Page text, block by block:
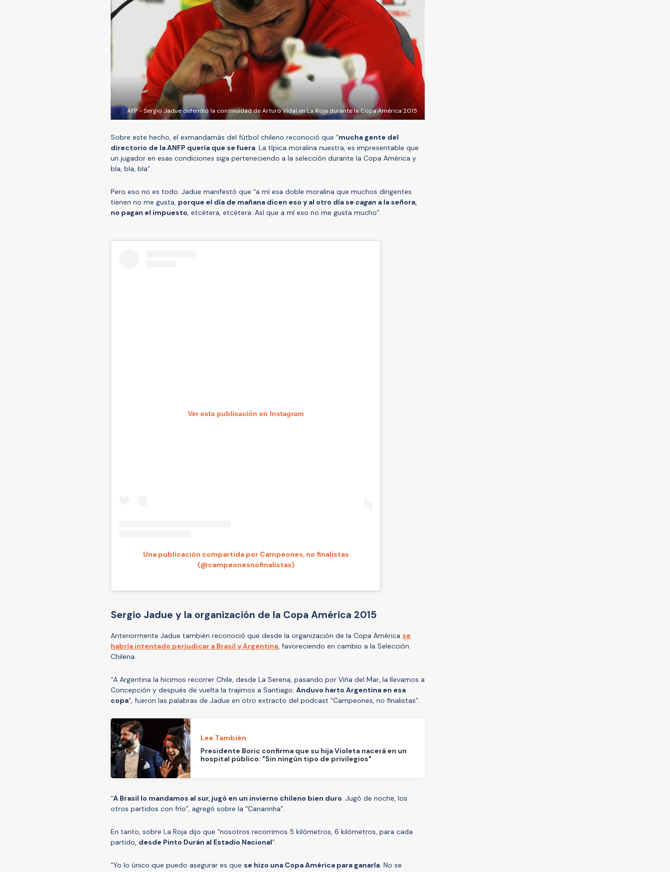
AFP - Sergio Jadue defendió la continuidad de Arturo Vidal en La Roja durante la Copa América 2015
Sobre este hecho, el exmandamás del fútbol chileno reconoció que “mucha gente del
directorio de la ANFP quería que se fuera. La típica moralina nuestra, es impresentable que
un jugador en esas condiciones siga perteneciendo a la selección durante la Copa América y
bla, bla, bla”.
Pero eso no es todo. Jadue manifestó que “a mí esa doble moralina que muchos dirigentes
tienen no me gusta, porque el día de mañana dicen eso y al otro día se cagan a la señora,
no pagan el impuesto, etcétera, etcétera. Así que a mí eso no me gusta mucho”.
Ver esta publicación en Instagram
Una publicación compartida por Campeones, no finalistas
(@campeonesnofinalistas)
Sergio Jadue y la organización de la Copa América 2015
Anteriormente Jadue también reconoció que desde la organización de la Copa América se
habría intentado perjudicar a Brasil y Argentina, favoreciendo en cambio a la Selección
Chilena.
“A Argentina la hicimos recorrer Chile, desde La Serena, pasando por Viña del Mar, la llevamos a
Concepción y después de vuelta la trajimos a Santiago. Anduvo harto Argentina en esa
copa”, fueron las palabras de Jadue en otro extracto del podcast “Campeones, no finalistas”.
Lee También
Presidente Boric confirma que su hija Violeta nacerá en un
hospital público: "Sin ningún tipo de privilegios"
“A Brasil lo mandamos al sur, jugó en un invierno chileno bien duro. Jugó de noche, los
otros partidos con frío”, agregó sobre la “Canarinha”.
En tanto, sobre La Roja dijo que “nosotros recorrimos 5 kilómetros, 6 kilómetros, para cada
partido, desde Pinto Durán al Estadio Nacional”.
“Yo lo único que puedo asegurar es que se hizo una Copa América para ganarla. No se